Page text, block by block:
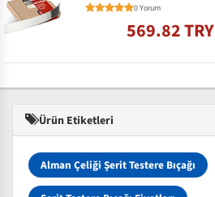
0 Yorum
569.82 TRY
Ürün Etiketleri
Alman Çeliği Şerit Testere Bıçağı